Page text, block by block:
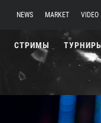
NEWS MARKET VIDEO
СТРИМЫ